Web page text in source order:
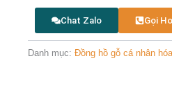
Chat Zalo Gọi
Danh mục: Đồng hồ gỗ cá nhân hóa